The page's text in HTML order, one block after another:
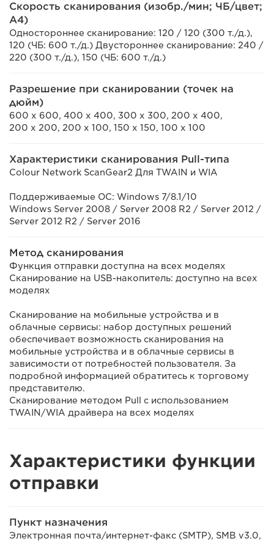
Скорость сканирования (изобр./мин; ЧБ/цвет;
A4)
Одностороннее сканирование: 120 / 120 (300 т./д.),
120 (ЧБ: 600 т./д.) Двустороннее сканирование: 240 /
220 (300 т./д.), 150 (ЧБ: 600 т./д.)
Разрешение при сканировании (точек на
дюйм)
600 x 600, 400 x 400, 300 x 300, 200 x 400,
200 x 200, 200 x 100, 150 x 150, 100 x 100
Характеристики сканирования Pull-типа
Colour Network ScanGear2 Для TWAIN и WIA
Поддерживаемые ОС: Windows 7/8.1/10
Windows Server 2008 / Server 2008 R2 / Server 2012 /
Server 2012 R2 / Server 2016
Метод сканирования
Функция отправки доступна на всех моделях
Сканирование на USB-накопитель: доступно на всех
моделях
Сканирование на мобильные устройства и в
облачные сервисы: набор доступных решений
обеспечивает возможность сканирования на
мобильные устройства и в облачные сервисы в
зависимости от потребностей пользователя. За
подробной информацией обратитесь к торговому
представителю.
Сканирование методом Pull с использованием
TWAIN/WIA драйвера на всех моделях
Характеристики функции
отправки
Пункт назначения
Электронная почта/интернет-факс (SMTP), SMB v3.0,